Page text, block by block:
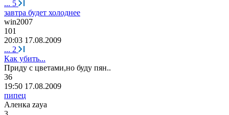
... 5
завтра будет холоднее
win2007
101
20:03 17.08.2009
... 2
Как убить...
Приду с цветами,но буду пян..
36
19:50 17.08.2009
пипец
Аленка zaya